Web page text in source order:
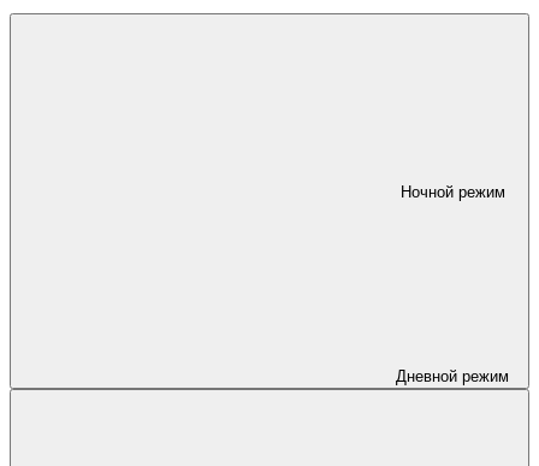
Ночной режим
Дневной режим